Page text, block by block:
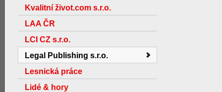
Kvalitní život.com s.r.o.
LAA ČR
LCI CZ s.r.o.
Legal Publishing s.r.o.
Lesnická práce
Lidé & hory